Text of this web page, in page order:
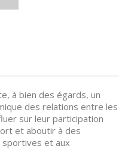
à bien des égards, un
des relations entre les
sur leur participation
et aboutir à des
sportives et aux